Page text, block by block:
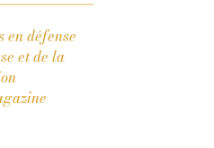
en défense
et de la